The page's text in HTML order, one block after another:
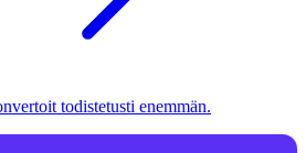
todistetusti enemmän.